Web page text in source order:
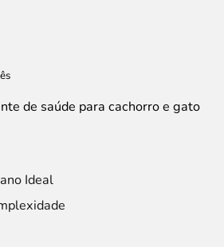
de saúde para cachorro e gato
Ideal